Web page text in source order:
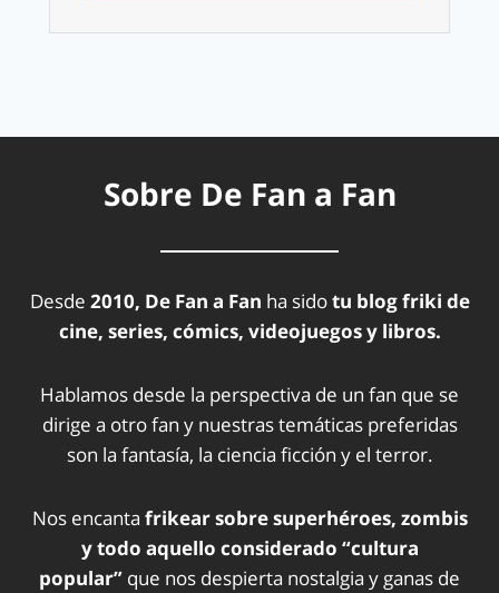
Sobre De Fan a Fan
Desde 2010, De Fan a Fan ha sidotu blog friki de
cine, series, cómics, videojuegos y libros.
Hablamos desde la perspectiva de un fan que se
dirige a otro fan y nuestras temáticas preferidas
son la fantasía, la ciencia ficción y el terror.
Nos encanta frikear sobre superhéroes, zombis
y todo aquello considerado “cultura
popular” que nos despierta nostalgia y ganas de